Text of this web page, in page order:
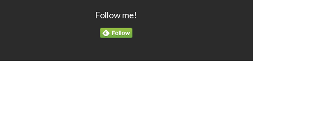
Follow me!